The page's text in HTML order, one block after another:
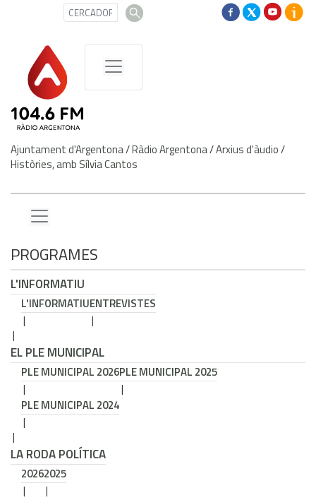
Ajuntament d'Argentona/Ràdio Argentona/Arxius d'àudio/
Històries, amb Sílvia Cantos
PROGRAMES
L'INFORMATIU
L'INFORMATIUENTREVISTES
EL PLE MUNICIPAL
PLE MUNICIPAL 2026PLE MUNICIPAL 2025
PLE MUNICIPAL 2024
LA RODA POLÍTICA
20262025